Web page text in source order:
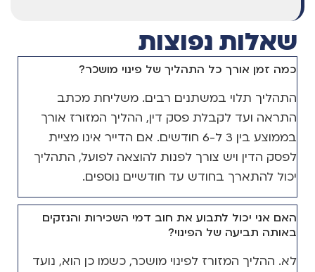
שאלות נפוצות
כמה זמן אורך כל התהליך של פינוי מושכר?
התהליך תלוי במשתנים רבים. משליחת מכתב
התראה ועד לקבלת פסק דין, ההליך המזורז אורך
בממוצע בין 3 ל-6 חודשים. אם הדייר אינו מציית
לפסק הדין ויש צורך לפנות להוצאה לפועל, התהליך
יכול להתארך בחודש עד חודשיים נוספים.
האם אני יכול לתבוע את חוב דמי השכירות והנזקים
באותה תביעה של הפינוי?
לא. ההליך המזורז לפינוי מושכר, כשמו כן הוא, נועד